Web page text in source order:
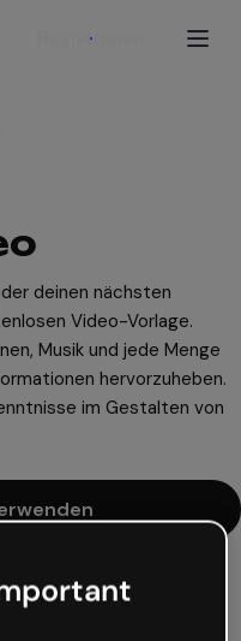
Registrieren
deinen nächsten
Video-Vorlage.
Musik und jede Menge
hervorzuheben.
im Gestalten von